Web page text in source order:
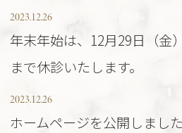
2023.12.26
年末年始は、12月29日（金
まで休診いたします。
2023.12.26
ホームページを公開しまし